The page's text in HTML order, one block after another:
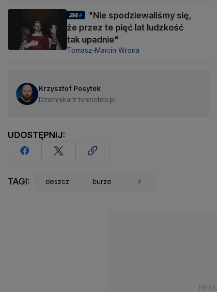
"Nie spodziewaliśmy się,
że przez te pięć lat ludzkość
tak upadnie"
Tomasz-Marcin Wrona
Krzysztof Posytek
Dziennikarz tvnmeteo.pl
UDOSTĘPNIJ:
TAGI: deszcz burze